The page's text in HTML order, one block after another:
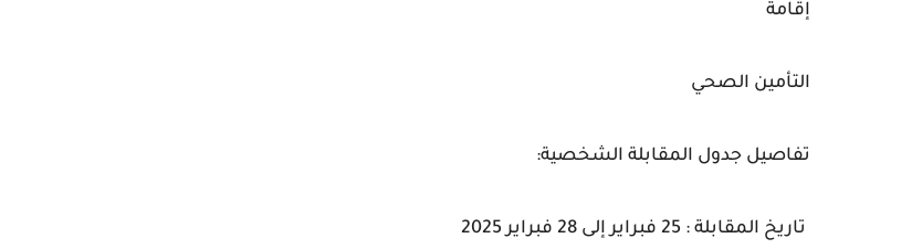
إقامة
التأمين الصحي
تفاصيل جدول المقابلة الشخصية:
تاريخ المقابلة : 25 فبراير إلى 28 فبراير 2025